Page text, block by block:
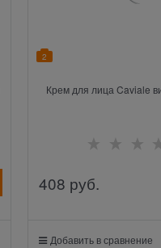
2
Крем для лица Caviale
408 руб.
Добавить в сравнение